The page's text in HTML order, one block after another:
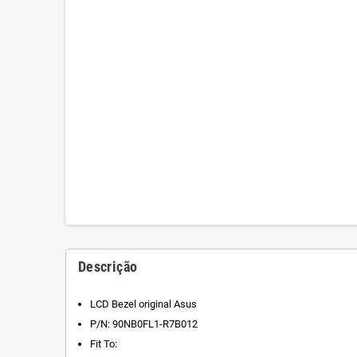
Descrição
LCD Bezel original Asus
P/N: 90NB0FL1-R7B012
Fit To: